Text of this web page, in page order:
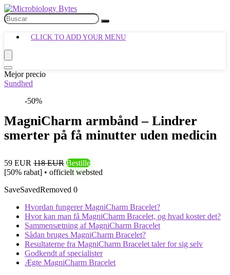
CLICK TO ADD YOUR MENU
Mejor precio
Sundhed
-50%
MagniCharm armbånd – Lindrer
smerter på få minutter uden medicin
59 EUR 118 EUR Bestille
[50% rabat] • officielt websted
SaveSavedRemoved 0
Hvordan fungerer MagniCharm Bracelet?
Hvor kan man få MagniCharm Bracelet, og hvad koster det?
Sammensætning af MagniCharm Bracelet
Sådan bruges MagniCharm Bracelet?
Resultaterne fra MagniCharm Bracelet taler for sig selv
Godkendt af specialister
Ægte MagniCharm Bracelet